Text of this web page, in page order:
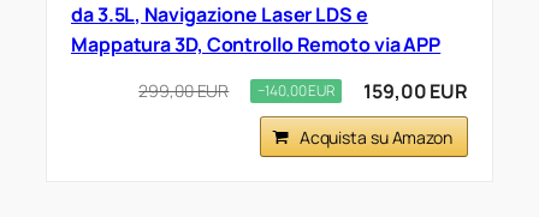
da 3.5L, Navigazione Laser LDS e
Mappatura 3D, Controllo Remoto via APP
299,00 EUR −140,00 EUR 159,00 EUR
Acquista su Amazon